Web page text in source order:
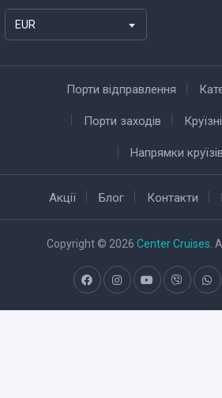
EUR
Порти відправлення
Порти заходів
Напрямки круїзів
Акції Блог Контакти
Copyright © 2026 Center Cruises .